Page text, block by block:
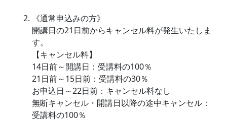
《通常申込みの方》
開講日の21日前からキャンセル料が発生いたしま
す。
【キャンセル料】
14日前～開講日：受講料の100％
21日前～15日前：受講料の30％
お申込日～22日前：キャンセル料なし
無断キャンセル・開講日以降の途中キャンセル：
受講料の100％